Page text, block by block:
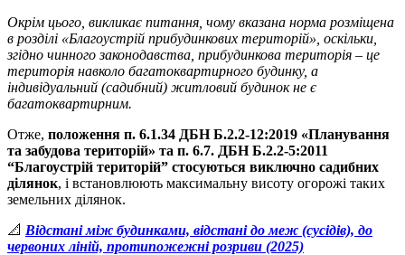
Окрім цього, викликає питання, чому вказана норма розміщена
в розділі «Благоустрій прибудинкових територій», оскільки,
згідно чинного законодавства, прибудинкова територія – це
територія навколо багатоквартирного будинку, а
індивідуальний (садибний) житловий будинок не є
багатоквартирним.
Отже, положення п. 6.1.34 ДБН Б.2.2-12:2019 «Планування
та забудова територій» та п. 6.7. ДБН Б.2.2-5:2011
“Благоустрій територій” стосуються виключно садибних
ділянок, і встановлюють максимальну висоту огорожі таких
земельних ділянок.
📐 Відстані між будинками, відстані до меж (сусідів), до
червоних ліній, протипожежні розриви (2025)